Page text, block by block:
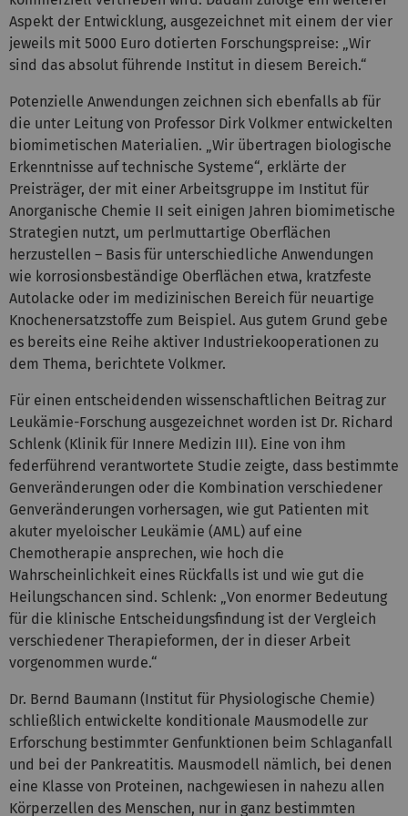
Aspekt der Entwicklung, ausgezeichnet mit einem der vier
jeweils mit 5000 Euro dotierten Forschungspreise: „Wir
sind das absolut führende Institut in diesem Bereich.“
Potenzielle Anwendungen zeichnen sich ebenfalls ab für
die unter Leitung von Professor Dirk Volkmer entwickelten
biomimetischen Materialien. „Wir übertragen biologische
Erkenntnisse auf technische Systeme“, erklärte der
Preisträger, der mit einer Arbeitsgruppe im Institut für
Anorganische Chemie II seit einigen Jahren biomimetische
Strategien nutzt, um perlmuttartige Oberflächen
herzustellen – Basis für unterschiedliche Anwendungen
wie korrosionsbeständige Oberflächen etwa, kratzfeste
Autolacke oder im medizinischen Bereich für neuartige
Knochenersatzstoffe zum Beispiel. Aus gutem Grund gebe
es bereits eine Reihe aktiver Industriekooperationen zu
dem Thema, berichtete Volkmer.
Für einen entscheidenden wissenschaftlichen Beitrag zur
Leukämie-Forschung ausgezeichnet worden ist Dr. Richard
Schlenk (Klinik für Innere Medizin III). Eine von ihm
federführend verantwortete Studie zeigte, dass bestimmte
Genveränderungen oder die Kombination verschiedener
Genveränderungen vorhersagen, wie gut Patienten mit
akuter myeloischer Leukämie (AML) auf eine
Chemotherapie ansprechen, wie hoch die
Wahrscheinlichkeit eines Rückfalls ist und wie gut die
Heilungschancen sind. Schlenk: „Von enormer Bedeutung
für die klinische Entscheidungsfindung ist der Vergleich
verschiedener Therapieformen, der in dieser Arbeit
vorgenommen wurde.“
Dr. Bernd Baumann (Institut für Physiologische Chemie)
schließlich entwickelte konditionale Mausmodelle zur
Erforschung bestimmter Genfunktionen beim Schlaganfall
und bei der Pankreatitis. Mausmodell nämlich, bei denen
eine Klasse von Proteinen, nachgewiesen in nahezu allen
Körperzellen des Menschen, nur in ganz bestimmten